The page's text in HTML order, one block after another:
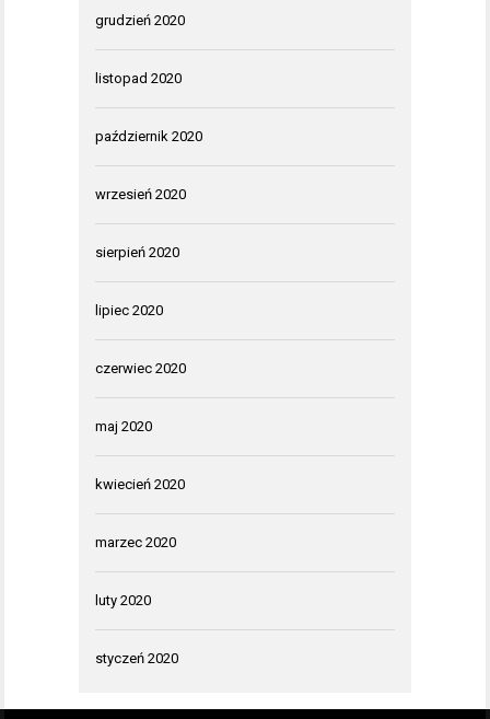
grudzień 2020
listopad 2020
październik 2020
wrzesień 2020
sierpień 2020
lipiec 2020
czerwiec 2020
maj 2020
kwiecień 2020
marzec 2020
luty 2020
styczeń 2020